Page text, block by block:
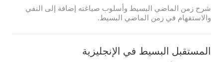
شرح زمن الماضي البسيط وأسلوب صياغته إضافة إلى النفي
والاستفهام في زمن الماضي البسيط.
المستقبل البسيط في الإنجليزية